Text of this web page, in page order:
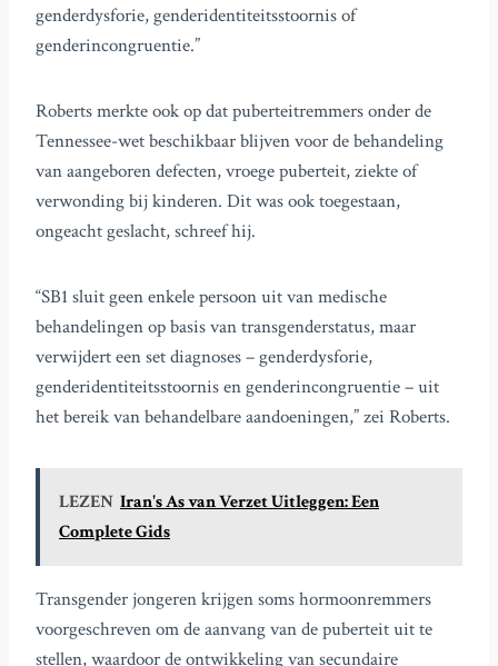
genderdysforie, genderidentiteitsstoornis of
genderincongruentie.”
Roberts merkte ook op dat puberteitremmers onder de
Tennessee-wet beschikbaar blijven voor de behandeling
van aangeboren defecten, vroege puberteit, ziekte of
verwonding bij kinderen. Dit was ook toegestaan,
ongeacht geslacht, schreef hij.
“SB1 sluit geen enkele persoon uit van medische
behandelingen op basis van transgenderstatus, maar
verwijdert een set diagnoses – genderdysforie,
genderidentiteitsstoornis en genderincongruentie – uit
het bereik van behandelbare aandoeningen,” zei Roberts.
LEZEN Iran's As van Verzet Uitleggen: Een
Complete Gids
Transgender jongeren krijgen soms hormoonremmers
voorgeschreven om de aanvang van de puberteit uit te
stellen, waardoor de ontwikkeling van secundaire